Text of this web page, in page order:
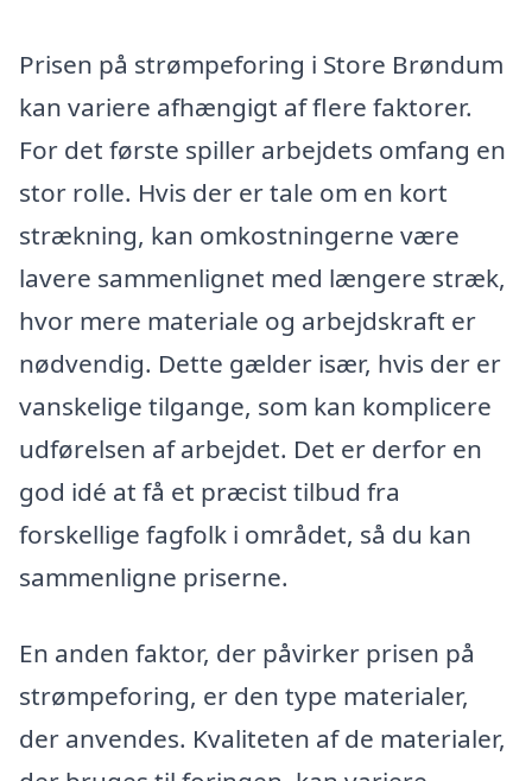
Prisen på strømpeforing i Store Brøndum
kan variere afhængigt af flere faktorer.
For det første spiller arbejdets omfang en
stor rolle. Hvis der er tale om en kort
strækning, kan omkostningerne være
lavere sammenlignet med længere stræk,
hvor mere materiale og arbejdskraft er
nødvendig. Dette gælder især, hvis der er
vanskelige tilgange, som kan komplicere
udførelsen af arbejdet. Det er derfor en
god idé at få et præcist tilbud fra
forskellige fagfolk i området, så du kan
sammenligne priserne.
En anden faktor, der påvirker prisen på
strømpeforing, er den type materialer,
der anvendes. Kvaliteten af de materialer,